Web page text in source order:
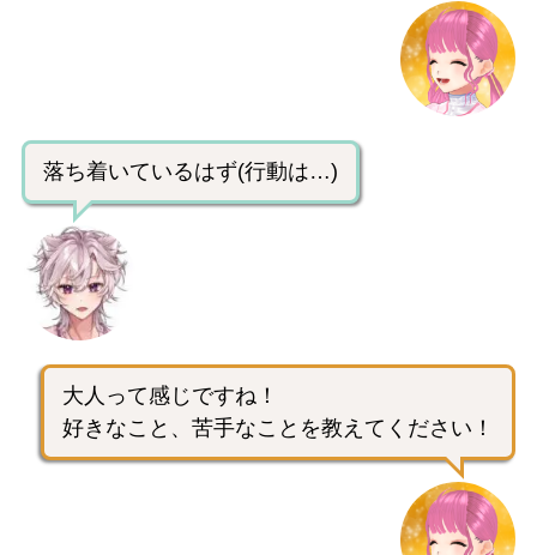
落ち着いているはず(行動は…)
大人って感じですね！
好きなこと、苦手なことを教えてください！